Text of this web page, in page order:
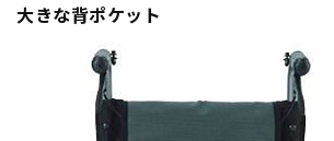
大きな背ポケット